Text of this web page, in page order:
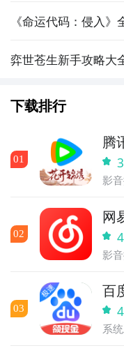
《命运代码：侵入
弈世苍生新手攻略大
下载排行
01
腾
影
02
网
影
03
百
系